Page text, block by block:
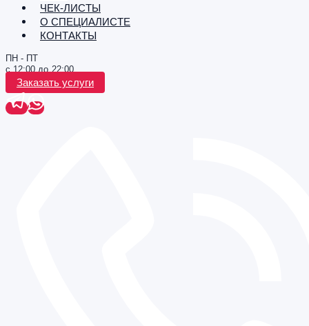
ЧЕК-ЛИСТЫ
О СПЕЦИАЛИСТЕ
КОНТАКТЫ
ПН - ПТ
с 12:00 до 22:00
Заказать услуги